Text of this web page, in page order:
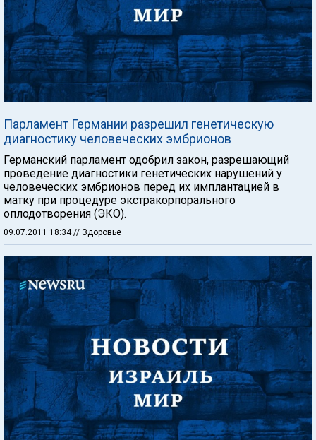
Парламент Германии разрешил генетическую
диагностику человеческих эмбрионов
Германский парламент одобрил закон, разрешающий
проведение диагностики генетических нарушений у
человеческих эмбрионов перед их имплантацией в
матку при процедуре экстракорпорального
оплодотворения (ЭКО).
09.07.2011 18:34 // Здоровье